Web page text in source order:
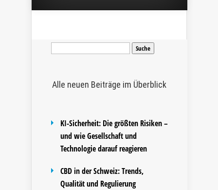
Suche
Alle neuen Beiträge im Überblick
KI-Sicherheit: Die größten Risiken –
und wie Gesellschaft und
Technologie darauf reagieren
CBD in der Schweiz: Trends,
Qualität und Regulierung